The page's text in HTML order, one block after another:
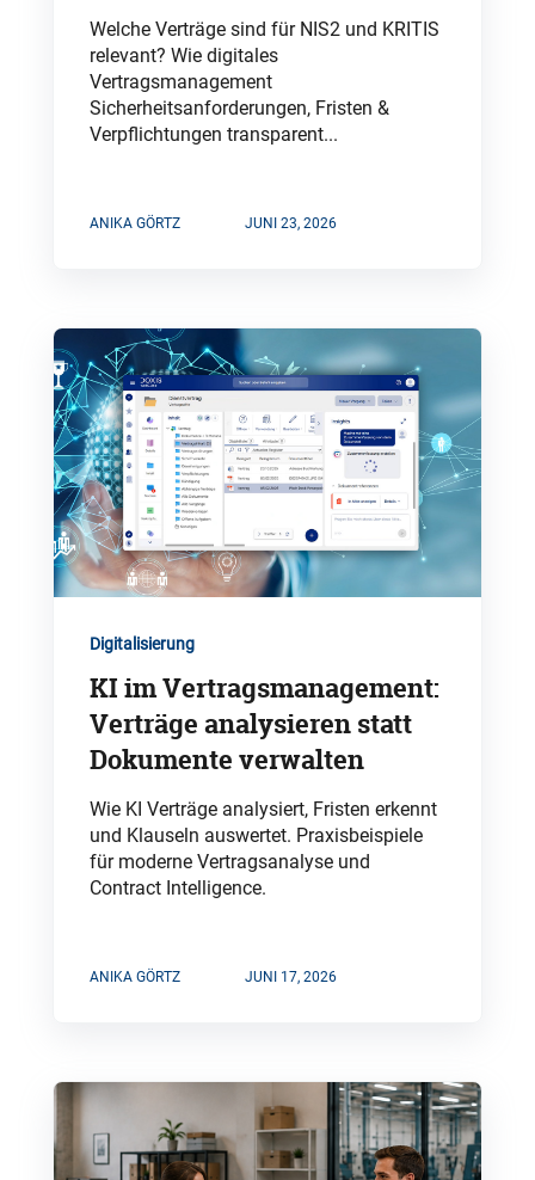
Welche Verträge sind für NIS2 und KRITIS
relevant? Wie digitales
Vertragsmanagement
Sicherheitsanforderungen, Fristen &
Verpflichtungen transparent...
ANIKA GÖRTZ JUNI 23, 2026
Digitalisierung
KI im Vertragsmanagement:
Verträge analysieren statt
Dokumente verwalten
Wie KI Verträge analysiert, Fristen erkennt
und Klauseln auswertet. Praxisbeispiele
für moderne Vertragsanalyse und
Contract Intelligence.
ANIKA GÖRTZ JUNI 17, 2026